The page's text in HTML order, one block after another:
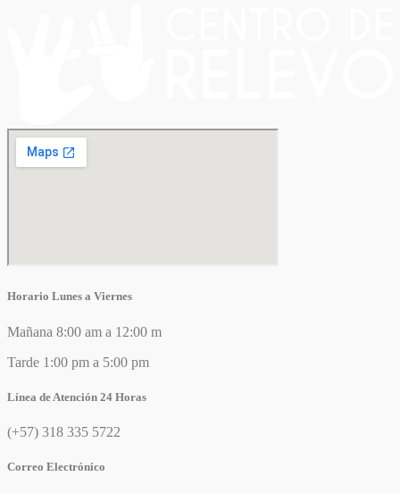
Horario Lunes a Viernes
Mañana 8:00 am a 12:00 m
Tarde 1:00 pm a 5:00 pm
Línea de Atención 24 Horas
(+57) 318 335 5722
Correo Electrónico